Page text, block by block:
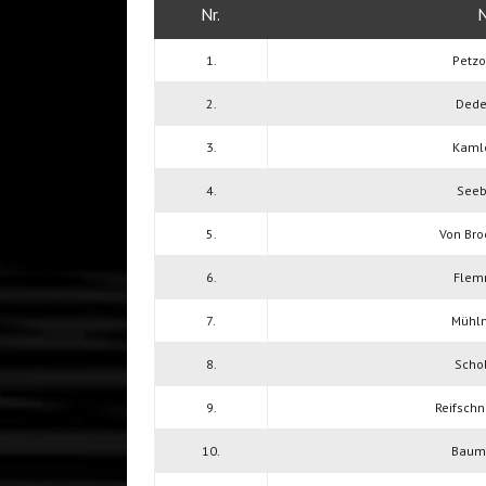
Nr.
1.
2.
3.
4.
5. Von
6.
7.
8.
9.
10.